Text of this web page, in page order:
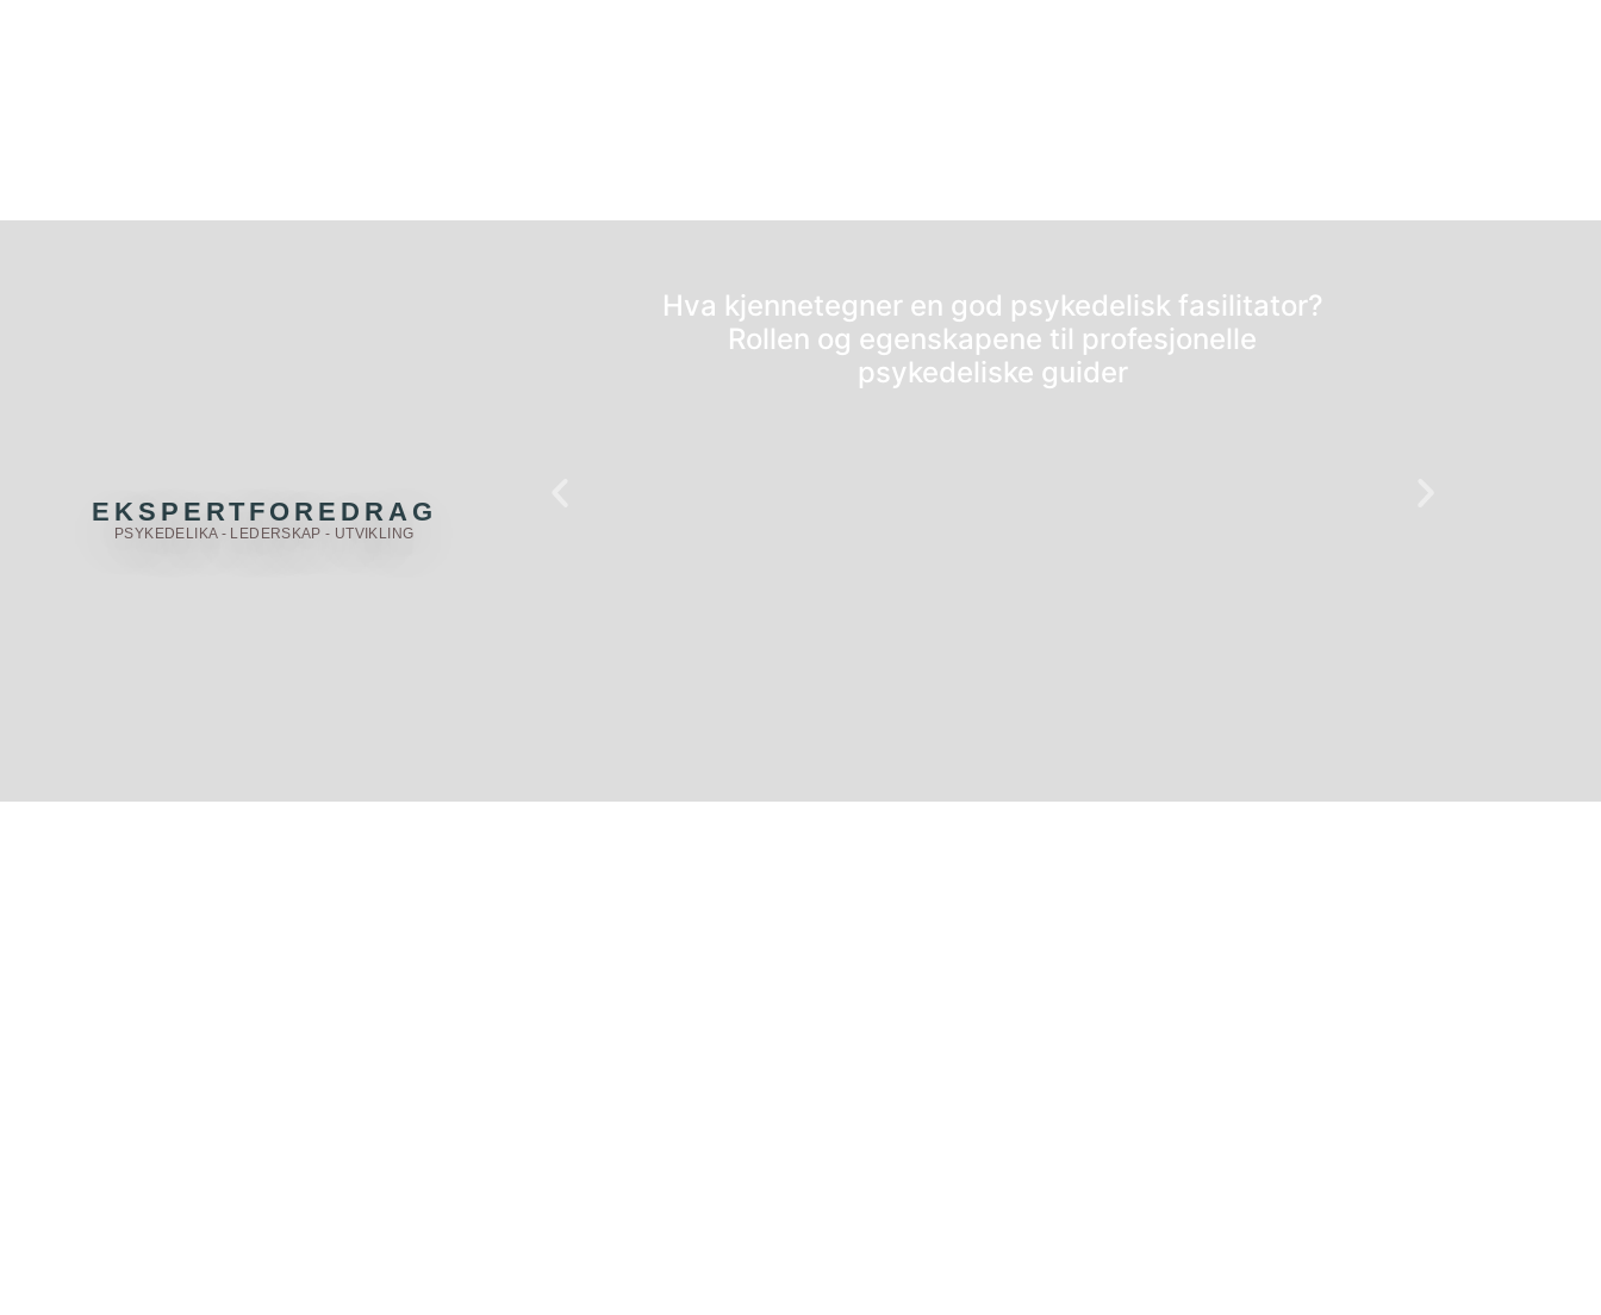
EKSPERTFOREDRAG
PSYKEDELIKA - LEDERSKAP - UTVIKLING
Hva kjennetegner en god psykedelisk fasilitator?
Rollen og egenskapene til profesjonelle
psykedeliske guider